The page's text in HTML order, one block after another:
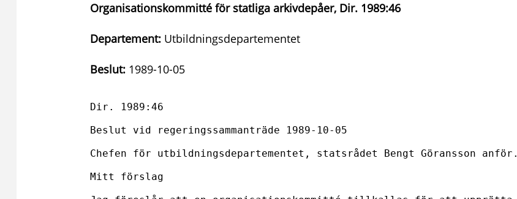
Organisationskommitté för statliga arkivdepåer, Dir. 1989:46
Departement: Utbildningsdepartementet
Beslut: 1989-10-05
Dir. 1989:46
Beslut vid regeringssammanträde 1989-10-05
Chefen för utbildningsdepartementet, statsrådet Bengt Göransson anför.
Mitt förslag